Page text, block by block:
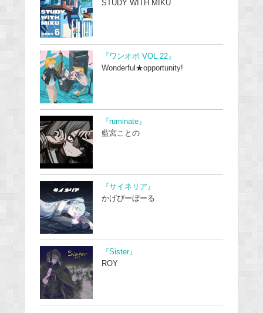
STUDY WITH MIKU
『ワンオポ VOL.22』
Wonderful★opportunity!
『ruminate』
藍宮ことの
『サイネリア』
かげぴーぼーる
『Sister』
ROY